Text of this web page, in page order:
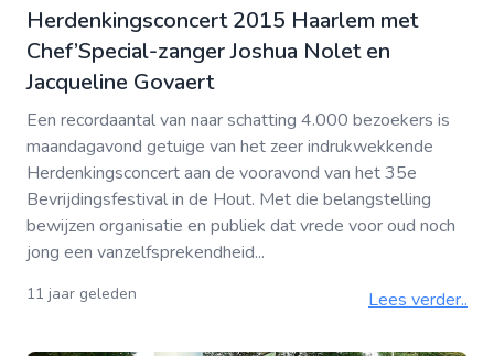
Herdenkingsconcert 2015 Haarlem met
Chef’Special-zanger Joshua Nolet en
Jacqueline Govaert
Een recordaantal van naar schatting 4.000 bezoekers is
maandagavond getuige van het zeer indrukwekkende
Herdenkingsconcert aan de vooravond van het 35e
Bevrijdingsfestival in de Hout. Met die belangstelling
bewijzen organisatie en publiek dat vrede voor oud noch
jong een vanzelfsprekendheid...
11 jaar geleden Lees verder..